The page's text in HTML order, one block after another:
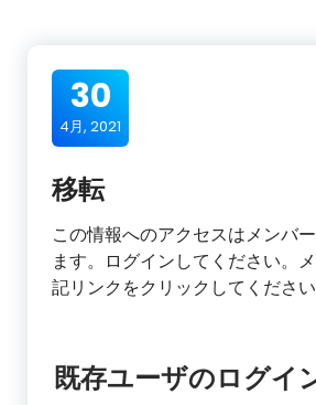
30
4月, 2021
移転
この情報へのアクセスはメンバ
ます。ログインしてください。
記リンクをクリックしてください
既存ユーザのログイ